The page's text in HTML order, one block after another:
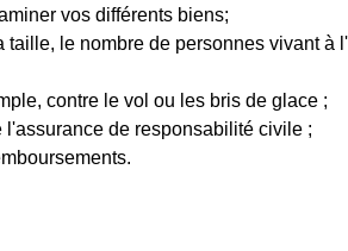
vos différents biens;
le nombre de personnes vivant
contre le vol ou les bris de glace ;
de responsabilité civile ;